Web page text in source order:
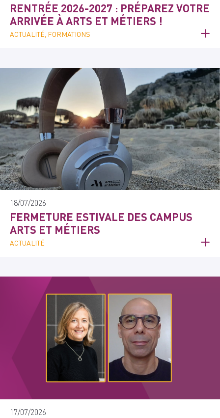
RENTRÉE 2026-2027 : PRÉPAREZ VOTRE
ARRIVÉE À ARTS ET MÉTIERS !
ACTUALITÉ, FORMATIONS
18/07/2026
FERMETURE ESTIVALE DES CAMPUS
ARTS ET MÉTIERS
ACTUALITÉ
17/07/2026